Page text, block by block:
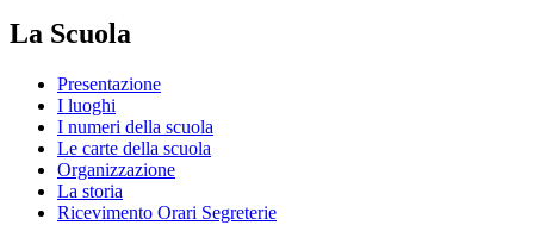
La Scuola
Presentazione
I luoghi
I numeri della scuola
Le carte della scuola
Organizzazione
La storia
Ricevimento Orari Segreterie